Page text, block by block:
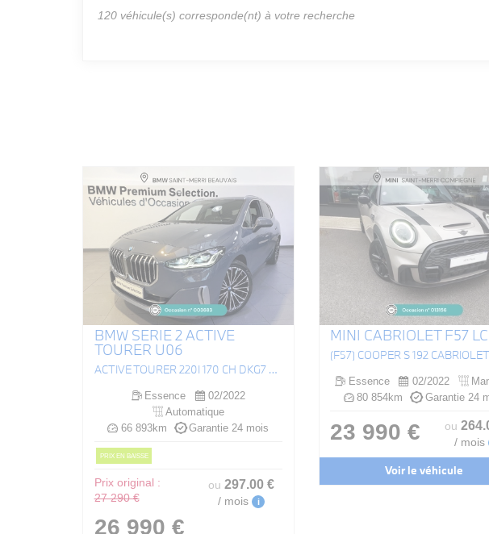
120 véhicule(s) corresponde(nt) à votre recherche
BMW SERIE 2 ACTIVE
TOURER U06
ACTIVE TOURER 220I 170 CH DKG7 LUXURY
Essence
02/2022
Automatique
66 893km
Garantie 24 mois
PRIX EN BAISSE
Prix original :
27 290 €
26 990 €
ou297.00 €
/ mois i
MINI CABRIOLET F57
Essence 02/2022
80 854km
Garantie 24
23 990 € ou 264
/ mois
Voir le véhicule